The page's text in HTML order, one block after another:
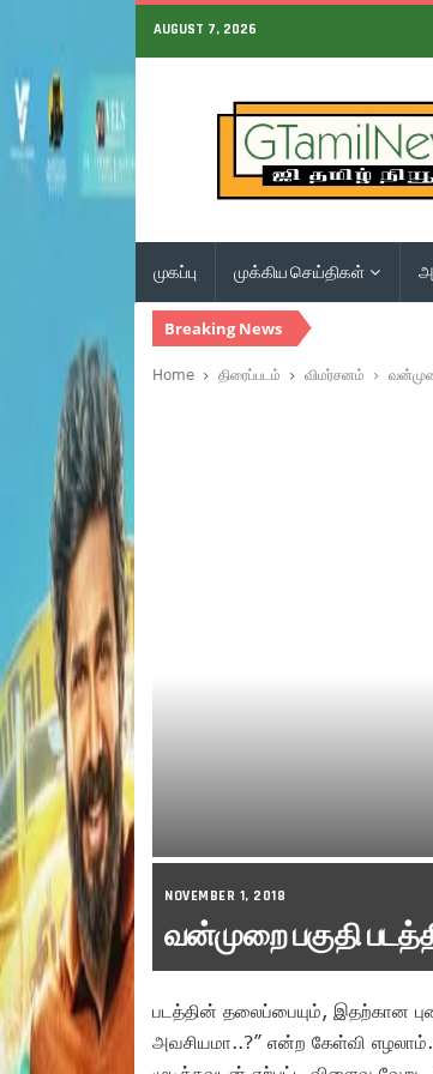
AUGUST 7, 2026
முகப்பு முக்கிய செய்திகள்
Breaking News
Home திரைப்படம் விமர்சனம்
NOVEMBER 1, 2018
வன்முறை பகுதி
படத்தின் தலைப்பையும், இதற்கான
அவசியமா..?” என்ற கேள்வி